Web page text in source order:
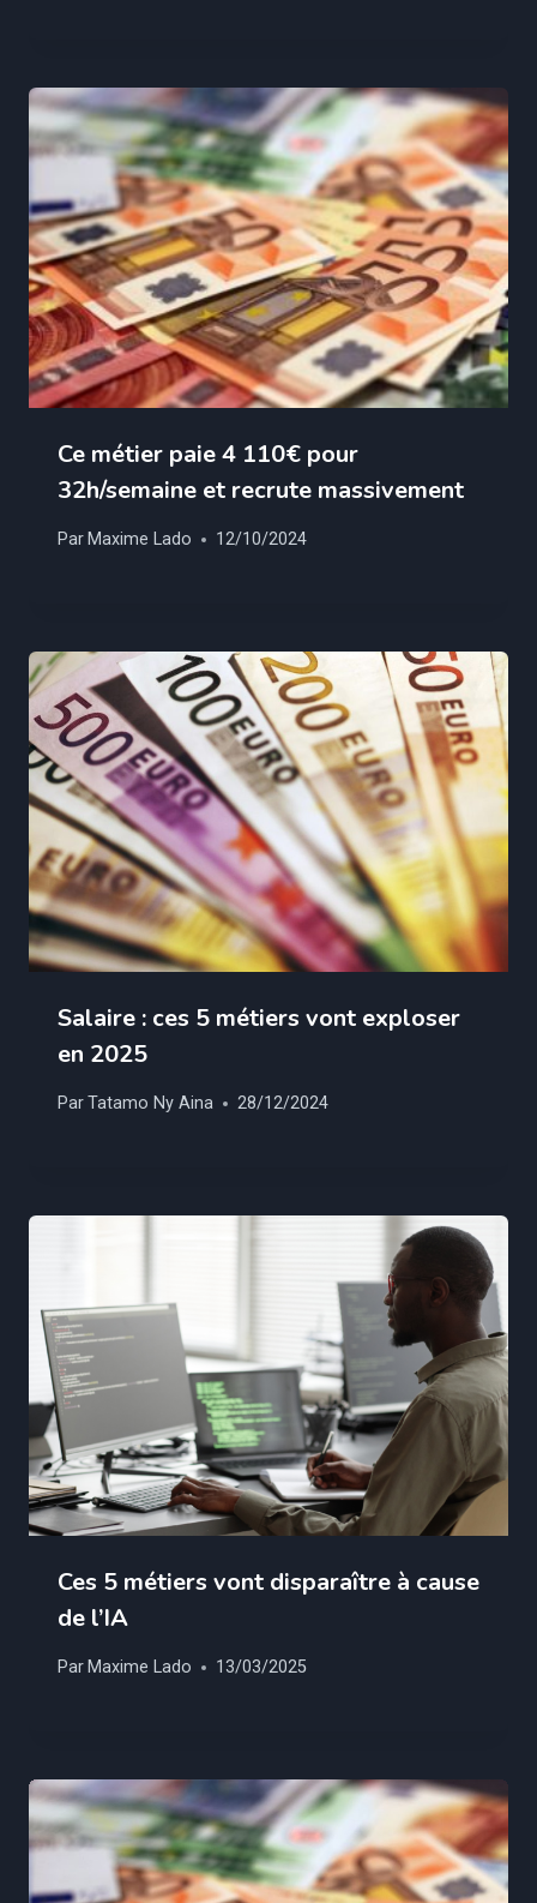
Ce métier paie 4 110€ pour
32h/semaine et recrute massivement
Par Maxime Lado 12/10/2024
Salaire : ces 5 métiers vont exploser
en 2025
ParTatamo Ny Aina 28/12/2024
Ces 5 métiers vont disparaître à cause
de l’IA
Par Maxime Lado 13/03/2025